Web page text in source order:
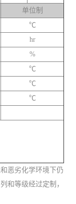
单位制
℃
hr
%
℃
℃
℃
恶劣化学环境下仍
和等级经过定制，